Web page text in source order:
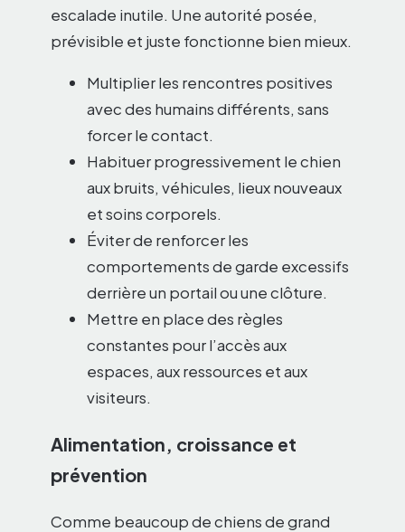
escalade inutile. Une autorité posée,
prévisible et juste fonctionne bien mieux.
Multiplier les rencontres positives
avec des humains différents, sans
forcer le contact.
Habituer progressivement le chien
aux bruits, véhicules, lieux nouveaux
et soins corporels.
Éviter de renforcer les
comportements de garde excessifs
derrière un portail ou une clôture.
Mettre en place des règles
constantes pour l’accès aux
espaces, aux ressources et aux
visiteurs.
Alimentation, croissance et
prévention
Comme beaucoup de chiens de grand